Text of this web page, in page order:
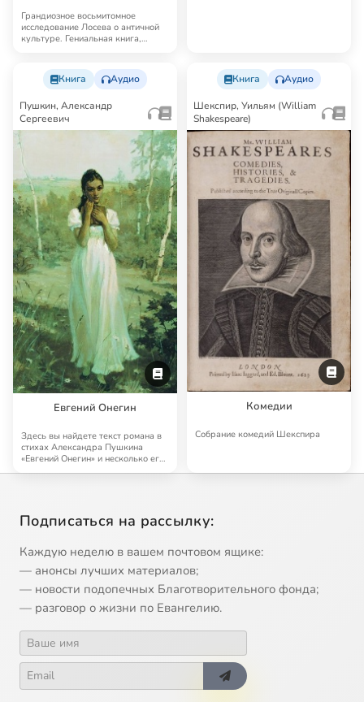
Грандиозное восьмитомное
исследование Лосева о античной
культуре. Гениальная книга,
Книга Аудио
Пушкин, Александр
Сергеевич
Евгений Онегин
Здесь вы найдете текст романа в
стихах Александра Пушкина
«Евгений Онегин» и несколько его
Книга Аудио
Шекспир, Уильям (William
Shakespeare)
Комедии
Собрание комедий Шекспира
Подписаться на рассылку:
Каждую неделю в вашем почтовом ящике:
— анонсы лучших материалов;
— новости подопечных Благотворительного фонда;
— разговор о жизни по Евангелию.